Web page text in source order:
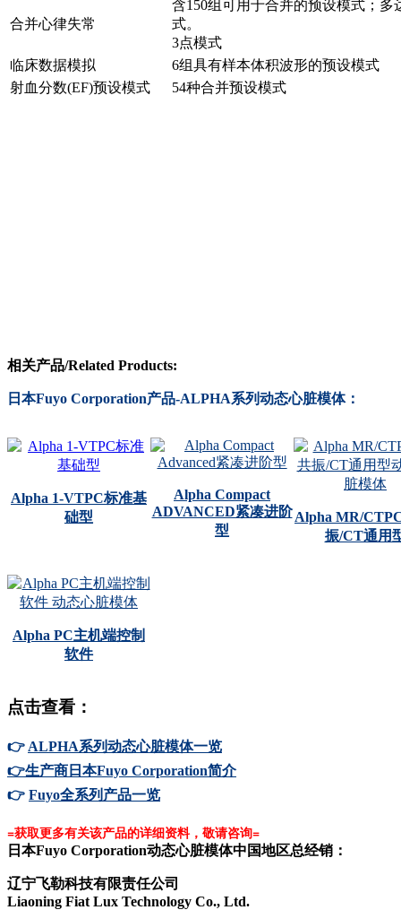
合并心律失常
含150组可用于合并的预设模式；多
式。
3点模式
临床数据模拟
6组具有样本体积波形的预设模式
射血分数(EF)预设模式
54种合并预设模式
相关产品/Related Products:
日本Fuyo Corporation产品-ALPHA系列动态心脏模体：
Alpha 1-VTPC标准基
础型
Alpha Compact
ADVANCED紧凑进阶
型
Alpha MR/
振/CT通用
Alpha PC主机端控制
软件
点击查看：
👉 ALPHA系列动态心脏模体一览
👉生产商日本Fuyo Corporation简介
👉 Fuyo全系列产品一览
=获取更多有关该产品的详细资料，敬请咨询=
日本Fuyo Corporation动态心脏模体中国地区总经销：
辽宁飞勒科技有限责任公司
Liaoning Fiat Lux Technology Co., Ltd.